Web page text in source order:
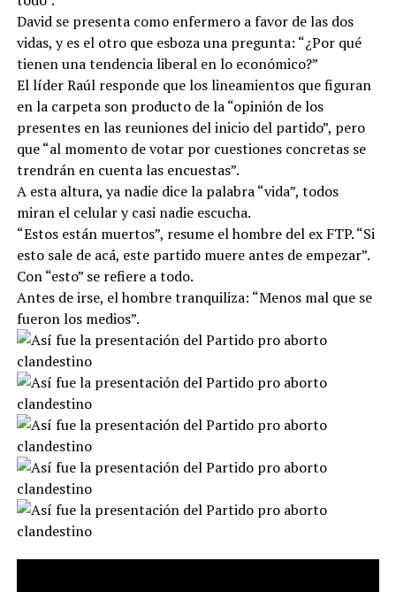
David se presenta como enfermero a favor de las dos
vidas, y es el otro que esboza una pregunta: “¿Por qué
tienen una tendencia liberal en lo económico?”
El líder Raúl responde que los lineamientos que figuran
en la carpeta son producto de la “opinión de los
presentes en las reuniones del inicio del partido”, pero
que “al momento de votar por cuestiones concretas se
trendrán en cuenta las encuestas”.
A esta altura, ya nadie dice la palabra “vida”, todos
miran el celular y casi nadie escucha.
“Estos están muertos”, resume el hombre del ex FTP. “Si
esto sale de acá, este partido muere antes de empezar”.
Con “esto” se refiere a todo.
Antes de irse, el hombre tranquiliza: “Menos mal que se
fueron los medios”.